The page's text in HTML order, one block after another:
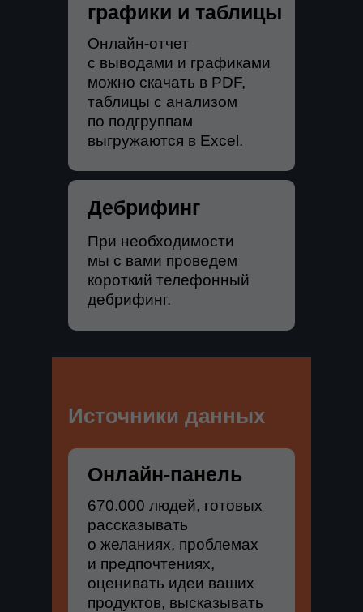
графики и таблицы
Онлайн-отчет
с выводами и графиками
можно скачать в PDF,
таблицы с анализом
по подгруппам
выгружаются в Excel.
Дебрифинг
При необходимости
мы с вами проведем
короткий телефонный
дебрифинг.
Источники данных
Онлайн-панель
670.000 людей, готовых
рассказывать
о желаниях, проблемах
и предпочтениях,
оценивать идеи ваших
продуктов, высказывать